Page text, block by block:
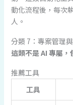
動化流程後，每次
人。
分類 7：專案管理
這類不是 AI 專屬
推薦工具
工具